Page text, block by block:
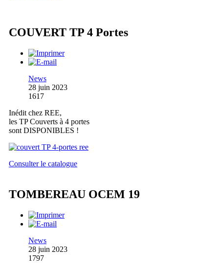
COUVERT TP 4 Portes
News
28 juin 2023
1617
Inédit chez REE,
les TP Couverts à 4 portes
sont DISPONIBLES !
Consulter le catalogue
TOMBEREAU OCEM 19
News
28 juin 2023
1797